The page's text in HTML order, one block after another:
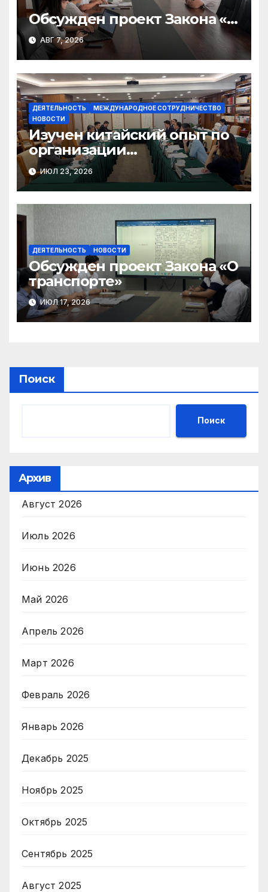
Обсужден проект Закона «О
финансовом штрафе»
АВГ 7, 2026
ДЕЯТЕЛЬНОСТЬ
МЕЖДУНАРОДНОЕ СОТРУДНИЧЕСТВО
НОВОСТИ
Изучен китайский опыт по
организации
общественного консенсуса
и инклюзивного диалога
ИЮЛ 23, 2026
ДЕЯТЕЛЬНОСТЬ НОВОСТИ
Обсужден проект Закона «О
транспорте»
ИЮЛ 17, 2026
Поиск
Поиск
Архив
Август 2026
Июль 2026
Июнь 2026
Май 2026
Апрель 2026
Март 2026
Февраль 2026
Январь 2026
Декабрь 2025
Ноябрь 2025
Октябрь 2025
Сентябрь 2025
Август 2025